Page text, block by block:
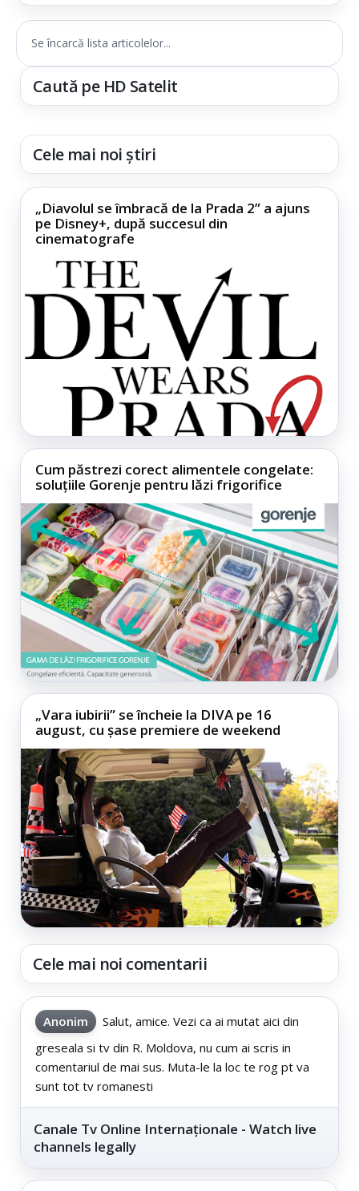
Se încarcă lista articolelor...
Caută pe HD Satelit
Cele mai noi știri
„Diavolul se îmbracă de la Prada 2” a ajuns
pe Disney+, după succesul din
cinematografe
Cum păstrezi corect alimentele congelate:
soluțiile Gorenje pentru lăzi frigorifice
„Vara iubirii” se încheie la DIVA pe 16
august, cu șase premiere de weekend
Cele mai noi comentarii
Anonim
Salut, amice. Vezi ca ai mutat aici din
greseala si tv din R. Moldova, nu cum ai scris in
comentariul de mai sus. Muta-le la loc te rog pt va
sunt tot tv romanesti
Canale Tv Online Internaționale - Watch live
channels legally